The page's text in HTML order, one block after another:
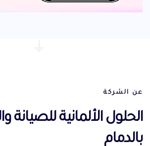
عن الشركة
الحلول الألمانية للصيانة
بالدمام